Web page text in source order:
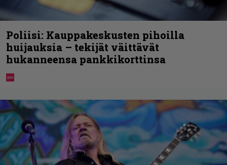
Poliisi: Kauppakeskusten pihoilla
huijauksia – tekijät väittävät
hukanneensa pankkikorttinsa